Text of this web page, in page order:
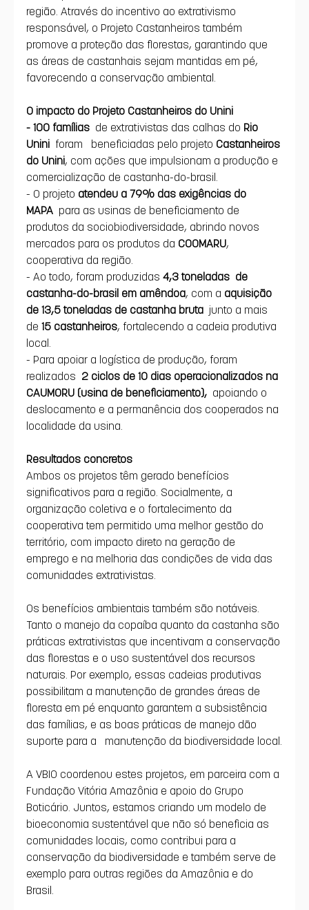
região. Através do incentivo ao extrativismo
responsável, o Projeto Castanheiros também
promove a proteção das florestas, garantindo que
as áreas de castanhais sejam mantidas em pé,
favorecendo a conservação ambiental.
O impacto do Projeto Castanheiros do Unini
- 100 famílias de extrativistas das calhas do Rio
Unini foram  beneficiadas pelo projeto Castanheiros
do Unini, com ações que impulsionam a produção e
comercialização de castanha-do-brasil.
- O projeto atendeu a 79% das exigências do
MAPA para as usinas de beneficiamento de
produtos da sociobiodiversidade, abrindo novos
mercados para os produtos da COOMARU,
cooperativa da região.
- Ao todo, foram produzidas 4,3 toneladas de
castanha-do-brasil em amêndoa, com a aquisição
de 13,5 toneladas de castanha bruta junto a mais
de 15 castanheiros, fortalecendo a cadeia produtiva
local.
- Para apoiar a logística de produção, foram
realizados 2 ciclos de 10 dias operacionalizados na
CAUMORU (usina de beneficiamento), apoiando o
deslocamento e a permanência dos cooperados na
localidade da usina.
Resultados concretos
Ambos os projetos têm gerado benefícios
significativos para a região. Socialmente, a
organização coletiva e o fortalecimento da
cooperativa tem permitido uma melhor gestão do
território, com impacto direto na geração de
emprego e na melhoria das condições de vida das
comunidades extrativistas.
Os benefícios ambientais também são notáveis.
Tanto o manejo da copaíba quanto da castanha são
práticas extrativistas que incentivam a conservação
das florestas e o uso sustentável dos recursos
naturais. Por exemplo, essas cadeias produtivas
possibilitam a manutenção de grandes áreas de
floresta em pé enquanto garantem a subsistência
das famílias, e as boas práticas de manejo dão
suporte para a  manutenção da biodiversidade local.
A VBIO coordenou estes projetos, em parceira com a
Fundação Vitória Amazônia e apoio do Grupo
Boticário. Juntos, estamos criando um modelo de
bioeconomia sustentável que não só beneficia as
comunidades locais, como contribui para a
conservação da biodiversidade e também serve de
exemplo para outras regiões da Amazônia e do
Brasil.